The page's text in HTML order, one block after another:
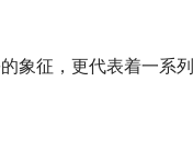
象征，更代表着一系